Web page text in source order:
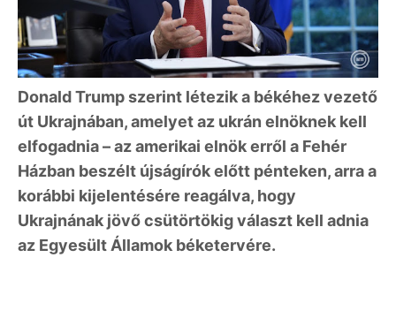
Donald Trump szerint létezik a békéhez vezető
út Ukrajnában, amelyet az ukrán elnöknek kell
elfogadnia – az amerikai elnök erről a Fehér
Házban beszélt újságírók előtt pénteken, arra a
korábbi kijelentésére reagálva, hogy
Ukrajnának jövő csütörtökig választ kell adnia
az Egyesült Államok béketervére.